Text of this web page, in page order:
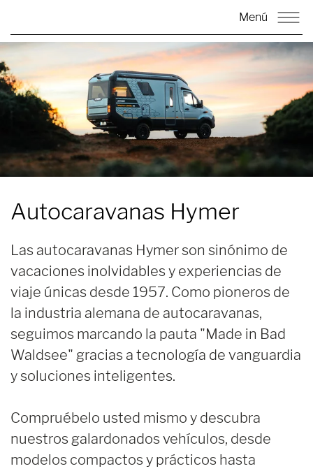
Menú
Autocaravanas Hymer
Las autocaravanas Hymer son sinónimo de
vacaciones inolvidables y experiencias de
viaje únicas desde 1957. Como pioneros de
la industria alemana de autocaravanas,
seguimos marcando la pauta "Made in Bad
Waldsee" gracias a tecnología de vanguardia
y soluciones inteligentes.
Compruébelo usted mismo y descubra
nuestros galardonados vehículos, desde
modelos compactos y prácticos hasta